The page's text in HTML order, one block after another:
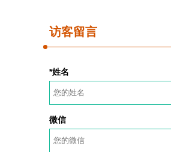
访客留言
*姓名
微信